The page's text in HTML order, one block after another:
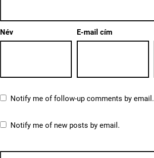
Név E-mail cím
Notify me of follow-up comments by email.
Notify me of new posts by email.